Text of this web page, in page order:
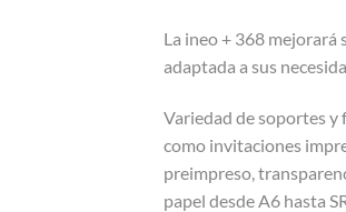
La ineo + 368 mejorará
adaptada a sus
Variedad de soportes y
como invitaciones
preimpreso,
papel desde A6 hasta